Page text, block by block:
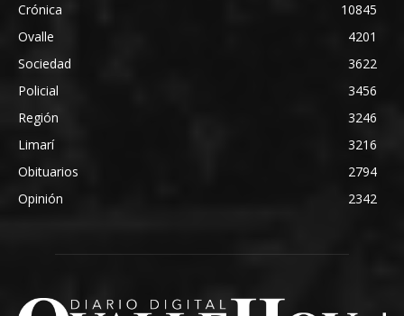
Crónica
10845
Ovalle
4201
Sociedad
3622
Policial
3456
Región
3246
Limarí
3216
Obituarios
2794
Opinión
2342